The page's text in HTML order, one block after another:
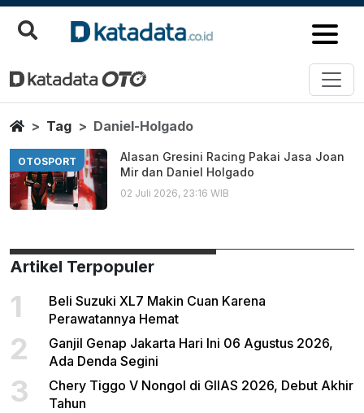
Daniel Holgado
Berita Terbaru
HomeTag Daniel-Holgado
OTOSPORT
Alasan Gresini Racing Pakai Jasa Joan
Mir dan Daniel Holgado
02 Juli 2026, 23:16 WIB
Artikel Terpopuler
1
Beli Suzuki XL7 Makin Cuan Karena
Perawatannya Hemat
2
Ganjil Genap Jakarta Hari Ini 06 Agustus 2026,
Ada Denda Segini
3
Chery Tiggo V Nongol di GIIAS 2026, Debut Akhir
Tahun